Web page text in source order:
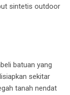
sintetis outdoor
batuan yang
sekitar
tanah nendat